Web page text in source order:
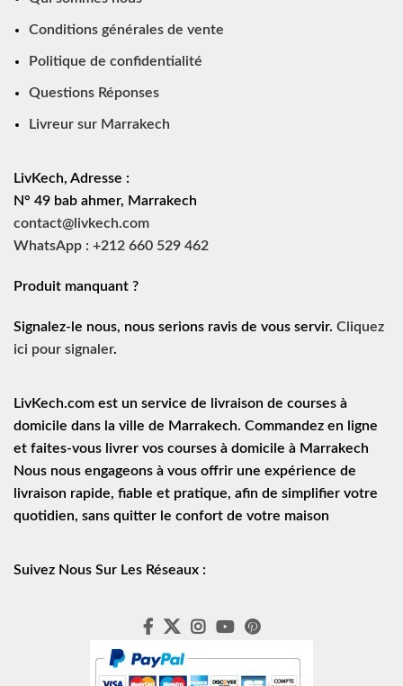
Conditions générales de vente
Politique de confidentialité
Questions Réponses
Livreur sur Marrakech
LivKech, Adresse :
N° 49 bab ahmer, Marrakech
contact@livkech.com
WhatsApp : +212 660 529 462
Produit manquant ?
Signalez-le nous, nous serions ravis de vous servir. Cliquez
ici pour signaler.
LivKech.com est un service de
livraison de courses à
domicile dans la ville de Marrakech. Commandez en ligne
et faites-vous livrer vos courses à domicile à Marrakech
Nous nous engageons à vous offrir une expérience de
livraison rapide, fiable et pratique, afin de simplifier votre
quotidien, sans quitter le confort de votre maison
Suivez Nous Sur Les Réseaux :